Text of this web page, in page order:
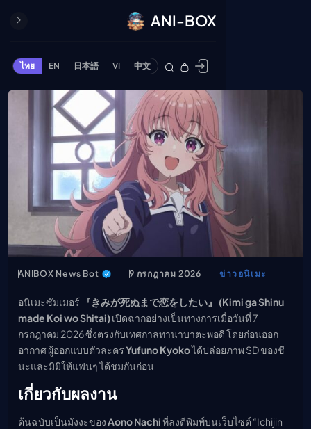
ข้ามไปยังเนื้อหา
ANI-BOX
ไทย EN 日本語 VI 中文
ปิด
ONE PIECE
Cardgame
Cardlist
Collection
Deck Builder
My-Collection
Deck Library
Deck Share
PREMIUM SERVICE
แนะนำรายการทีวี
ตารางออกอากาศอนิ
เมะ (คืนนี้)
ตารางออกอากาศอนิ
เมะ
ANIBOX News Bot 9 กรกฎาคม 2026 ข่าวอนิเมะ
อนิเมะซัมเมอร์
『きみが死ぬまで恋をしたい』 (Kimi ga Shinu
made Koi wo Shitai)เปิดฉากอย่างเป็นทางการเมื่อวันที่ 7
กรกฎาคม 2026 ซึ่งตรงกับเทศกาลทานาบาตะพอดี โดยก่อนออก
อากาศ ผู้ออกแบบตัวละครYufuno Kyokoได้ปล่อยภาพ SD ของชี
นะและมิมิให้แฟนๆ ได้ชมกันก่อน
เกี่ยวกับผลงาน
ต้นฉบับเป็นมังงะของAono Nachiที่ลงตีพิมพ์บนเว็บไซต์ “Ichijin